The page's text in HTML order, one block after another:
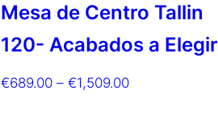
Mesa de Centro Tallin
120- Acabados a Elegir
€689.00 – €1,509.00Rango